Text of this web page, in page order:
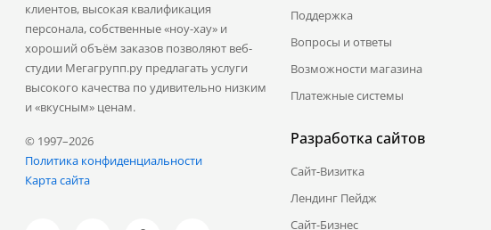
клиентов, высокая квалификация
персонала, собственные «ноу-хау» и
хороший объём заказов позволяют веб-
студии Мегагрупп.ру предлагать услуги
высокого качества по удивительно низким
и «вкусным» ценам.
© 1997–2026
Политика конфиденциальности
Карта сайта
Поддержка
Вопросы и ответы
Возможности магазина
Платежные системы
Разработка сайтов
Сайт-Визитка
Лендинг Пейдж
Сайт-Бизнес